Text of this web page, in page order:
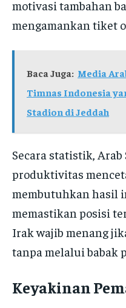
motivasi tambahan
mengamankan tiket
Baca Juga: Media
Timnas Indonesia
Stadion di Jeddah
Secara statistik,
produktivitas
membutuhkan hasil
memastikan posisi
Irak wajib menang
tanpa melalui babak
Keyakinan